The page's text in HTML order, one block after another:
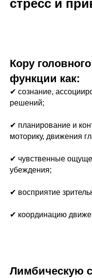
стресс и
Кору
функции как:
✔ сознание,
решений;
✔ планирование и
моторику, движения
✔ чувственные
убеждения;
✔ восприятие
✔ координацию
Лимбическую